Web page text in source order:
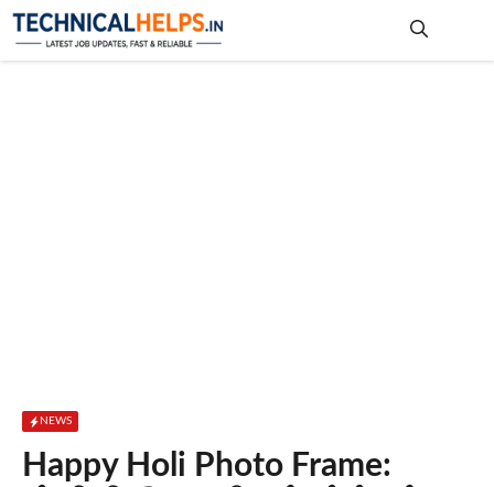
Skip
NEWS
Happy Holi Photo Frame: